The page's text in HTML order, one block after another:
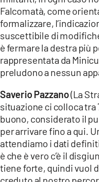
Falcomatà, come
formalizzare,
suscettibile di
è fermare la destra più
rappresentata da
preludono a nessun
Saverio Pazzano(La
situazione ci colloca tra
buono, considerato il
per arrivare fino a qui.
attendiamo i dati
è che è vero c’è il
tiene forte, quindi vuol